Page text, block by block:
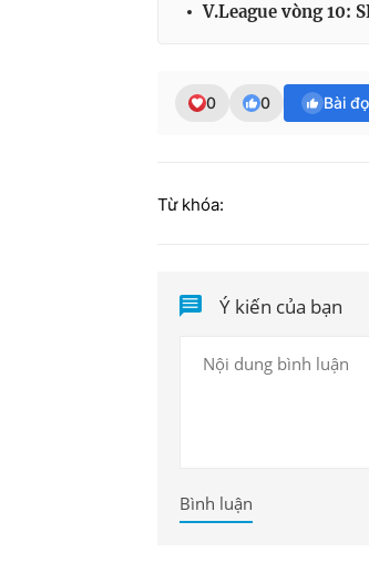
V.League vòng 10:
0 0 Bài
Từ khóa:
Ý kiến của bạn
Bình luận